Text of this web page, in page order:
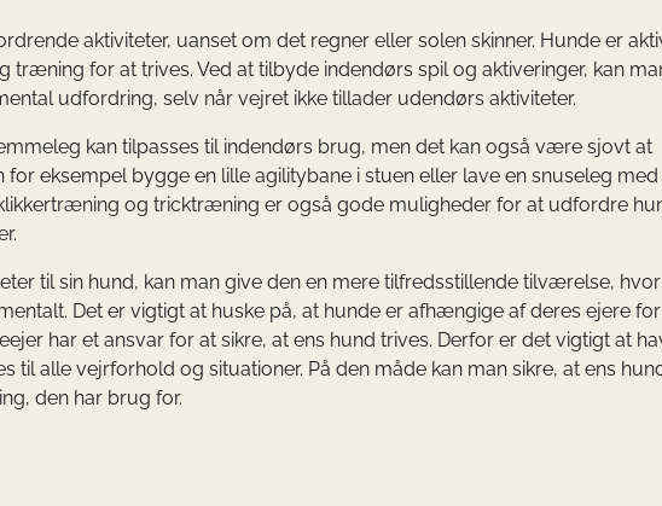
aktiviteter, uanset om det regner eller solen skinner. Hunde er
for at trives. Ved at tilbyde indendørs spil og aktiveringer, kan
udfordring, selv når vejret ikke tillader udendørs aktiviteter.
kan tilpasses til indendørs brug, men det kan også være sjovt at
for eksempel bygge en lille agilitybane i stuen eller lave en snuseleg
og tricktræning er også gode muligheder for at udfordre
til sin hund, kan man give den en mere tilfredsstillende tilværelse,
Det er vigtigt at huske på, at hunde er afhængige af deres ejere
har et ansvar for at sikre, at ens hund trives. Derfor er det vigtigt at
til alle vejrforhold og situationer. På den måde kan man sikre, at ens
den har brug for.